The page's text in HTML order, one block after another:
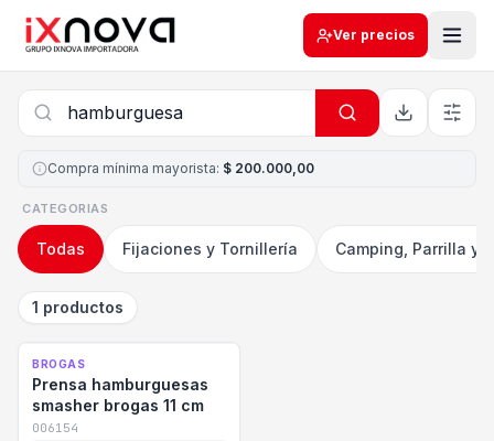
Ver precios
Compra mínima mayorista: $ 200.000,00
CATEGORIAS
Todas Fijaciones y Tornillería Camping, Parrilla y
1 productos
BROGAS
Prensa hamburguesas
smasher brogas 11 cm
006154